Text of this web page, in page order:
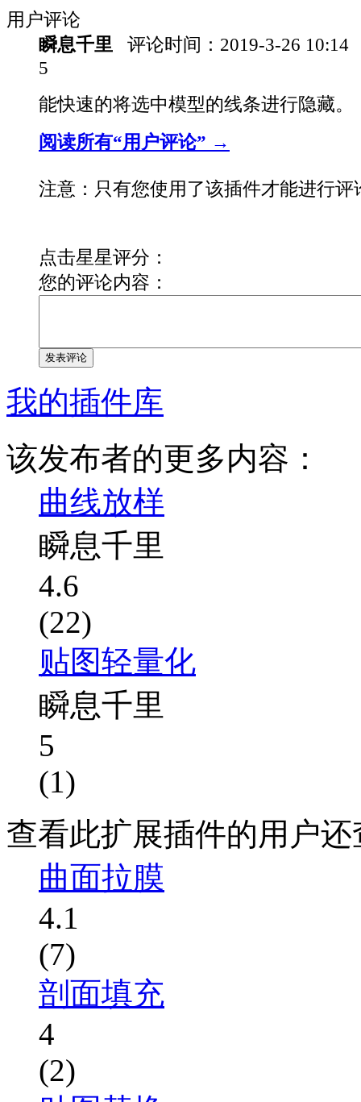
用户评论
瞬息千里
评论时间： 2019-3-26 10:14
5
能快速的将选中模型的线条进行隐藏。
阅读所有“用户评论” →
注意：只有您使用了该插件才能进行评
点击星星评分：
您的评论内容：
发表评论
我的插件库
该发布者的更多内容：
曲线放样
瞬息千里
4.6
(22)
贴图轻量化
瞬息千里
5
(1)
查看此扩展插件的用户
曲面拉膜
4.1
(7)
剖面填充
4
(2)